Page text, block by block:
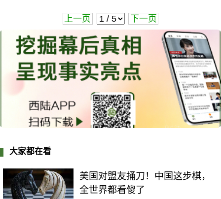
上一页 下一页
大家都在看
美国对盟友捅刀！中国这步棋，
全世界都看傻了